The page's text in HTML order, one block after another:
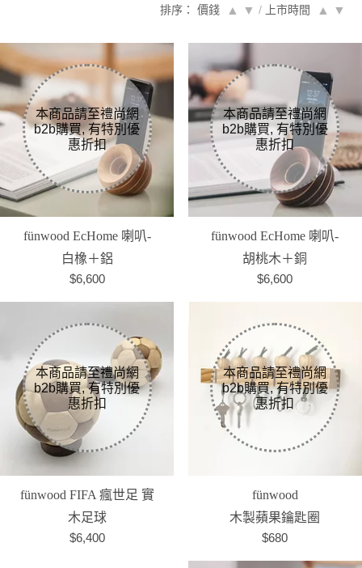
排序： 價錢 ▲ ▼ / 上市時間 ▲ ▼
fünwood EcHome 喇叭-
白橡＋鋁
$6,600
fünwood EcHome 喇叭-
胡桃木＋銅
$6,600
fünwood FIFA 瘋世足 實
木足球
$6,400
fünwood
木製蘋果鑰匙圈
$680